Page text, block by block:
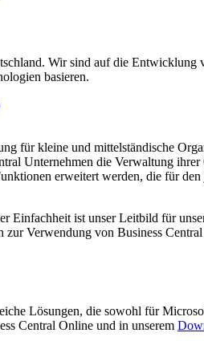
Wir sind auf die
basieren.
für kleine und mittelständische
Unternehmen die Verwaltung
erweitert werden, die für
Einfachheit ist unser Leitbild für
Verwendung von Business
Lösungen, die sowohl für
Central Online und in unserem